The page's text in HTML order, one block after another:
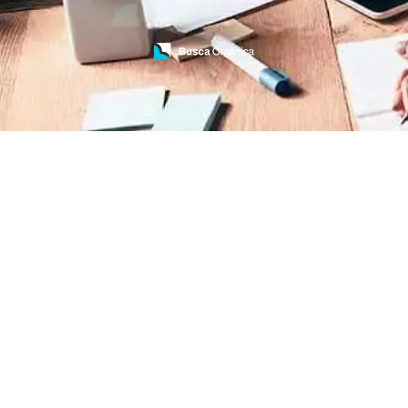
Treinamento de Bombeiros
Treinamento de Brigada
Treinamento de Brigada de Emergência
Treinamento de Brigada de Incêndio
Treinamento de Brigada de Incêndio Valor
Treinamento de Brigadista de Incêndio
Treinamento de Combate a Incêndio NR 23